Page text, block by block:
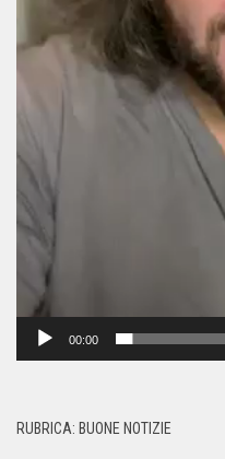
00:00
RUBRICA: BUONE NOTIZIE